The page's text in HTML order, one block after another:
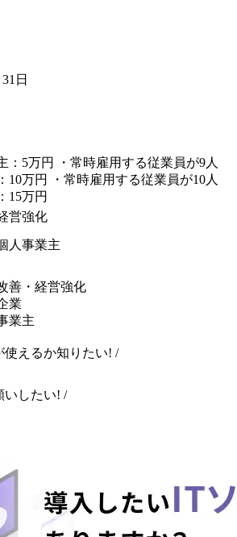
日
：5万円 ・常時雇用する従業員が9人
10万円 ・常時雇用する従業員が10人
15万円
営強化
人事業主
善・経営強化
業
業主
使えるか知りたい! /
いしたい! /